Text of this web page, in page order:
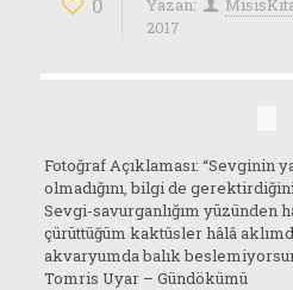
Yazan:
2017
Fotoğraf Açıklaması: “Sevginin
olmadığını, bilgi de
Sevgi-savurganlığım yüzünden
çürüttüğüm kaktüsler hâlâ
akvaryumda balık
Tomris Uyar – Gündökümü